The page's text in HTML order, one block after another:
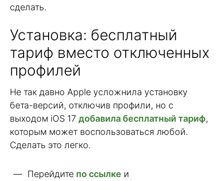
сделать.
Установка: бесплатный
тариф вместо отключенных
профилей
Не так давно Apple усложнила установку
бета-версий, отключив профили, но с
выходом iOS 17 добавила бесплатный тариф,
которым может воспользоваться любой.
Сделать это легко.
Перейдите по ссылке и